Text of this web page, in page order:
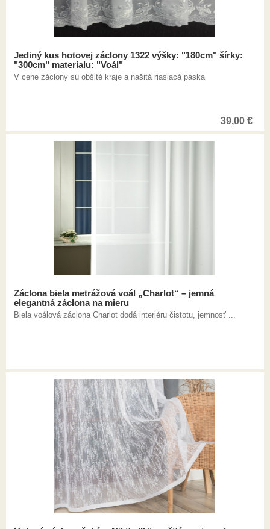
Jediný kus hotovej záclony 1322 výšky: "180cm" šírky:
"300cm" materialu: "Voál"
V cene záclony sú obšité kraje a našitá riasiacá páska
39,00 €
Záclona biela metrážová voál „Charlot“ – jemná
elegantná záclona na mieru
Biela voálová záclona Charlot dodá interiéru čistotu, jemnosť ...